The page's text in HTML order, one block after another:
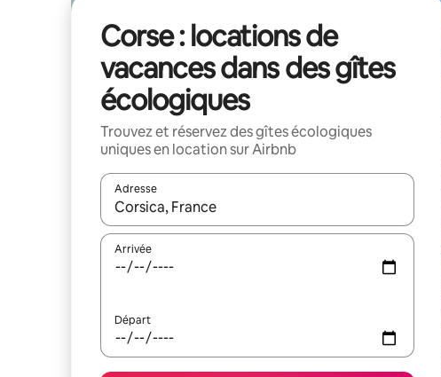
Corse : locations de
vacances dans des gîtes
écologiques
Trouvez et réservez des gîtes écologiques
uniques en location sur Airbnb
Adresse
Lorsque les résultats s'affichent, utilisez les flèches vers
Arrivée
Départ